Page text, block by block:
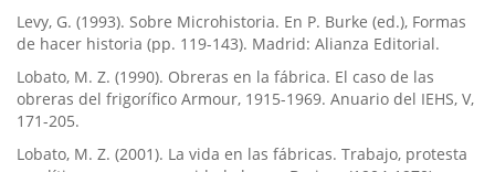
Levy, G. (1993). Sobre Microhistoria. En P. Burke (ed.), Formas
de hacer historia (pp. 119-143). Madrid: Alianza Editorial.
Lobato, M. Z. (1990). Obreras en la fábrica. El caso de las
obreras del frigorí­fico Armour, 1915-1969. Anuario del IEHS, V,
171-205.
Lobato, M. Z. (2001). La vida en las fábricas. Trabajo, protesta